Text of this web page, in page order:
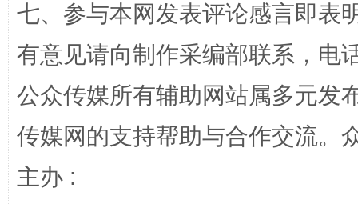
完善运行机制助力责任有效落实 一纸欠
七、参与本网发表评论感言即表
有意见请向制作采编部联系，电
公众传媒所有辅助网站属多元发
传媒网的支持帮助与合作交流。
主办 :